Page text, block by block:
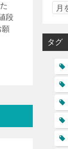
段
願
タグ